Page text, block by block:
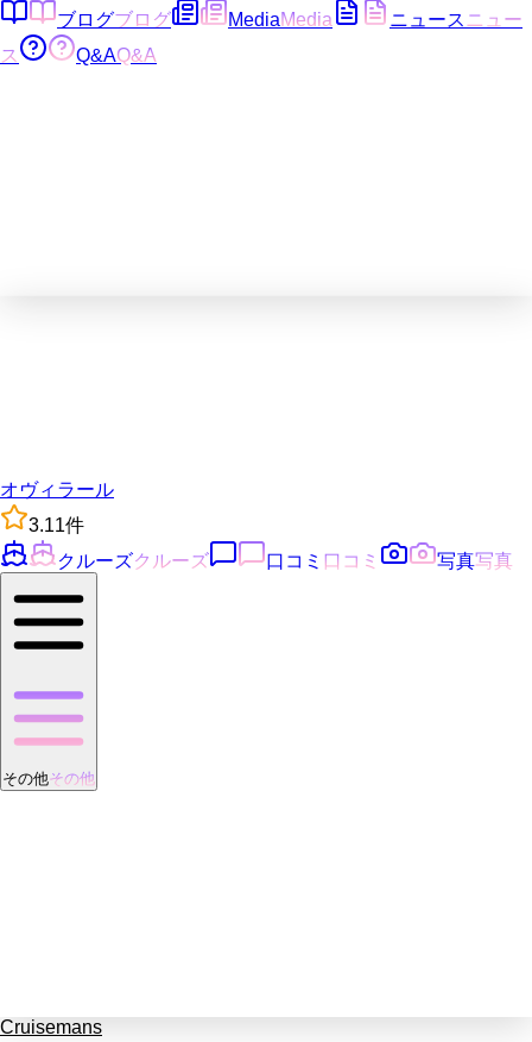
ブログブログ MediaMedia ニュース ニュー
ス
Q&AQ&A
オヴィラール
3.11件
クルーズクルーズ 口コミ 口コミ 写真写真
その他その他
Cruisemans